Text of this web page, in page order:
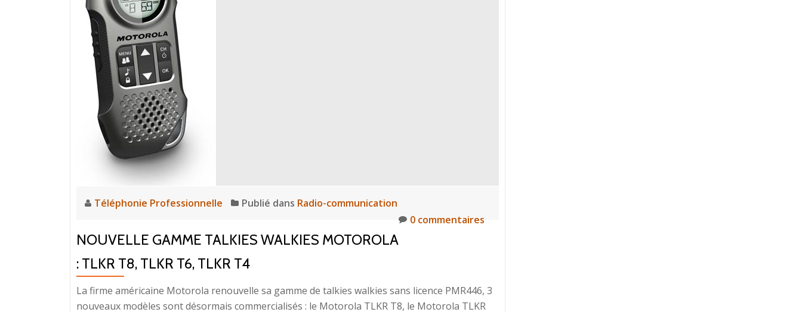
Téléphonie Professionnelle Publié dans Radio-communication
0 commentaires
NOUVELLE GAMME TALKIES WALKIES MOTOROLA
: TLKR T8, TLKR T6, TLKR T4
La firme américaine Motorola renouvelle sa gamme de talkies walkies sans licence PMR446, 3
nouveaux modèles sont désormais commercialisés : le Motorola TLKR T8, le Motorola TLKR